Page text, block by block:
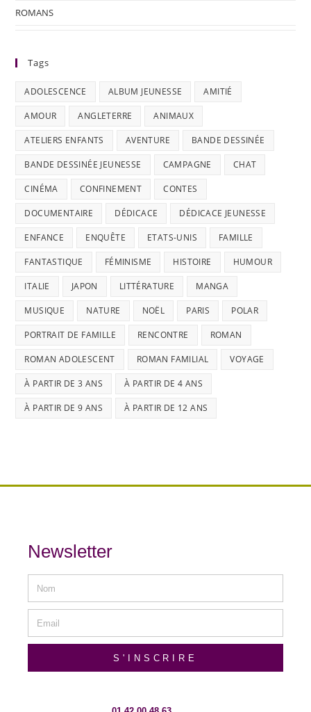
ROMANS
Tags
ADOLESCENCE ALBUM JEUNESSE AMITIÉ
AMOUR ANGLETERRE ANIMAUX
ATELIERS ENFANTS AVENTURE BANDE DESSINÉE
BANDE DESSINÉE JEUNESSE CAMPAGNE CHAT
CINÉMA CONFINEMENT CONTES
DOCUMENTAIRE DÉDICACE DÉDICACE JEUNESSE
ENFANCE ENQUÊTE ETATS-UNIS FAMILLE
FANTASTIQUE FÉMINISME HISTOIRE HUMOUR
ITALIE JAPON LITTÉRATURE MANGA
MUSIQUE NATURE NOËL PARIS POLAR
PORTRAIT DE FAMILLE RENCONTRE ROMAN
ROMAN ADOLESCENT ROMAN FAMILIAL VOYAGE
À PARTIR DE 3 ANS À PARTIR DE 4 ANS
À PARTIR DE 9 ANS À PARTIR DE 12 ANS
Newsletter
S'INSCRIRE